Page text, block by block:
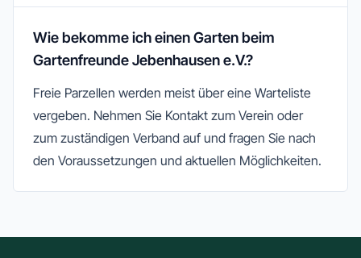
Wie bekomme ich einen Garten beim
Gartenfreunde Jebenhausen e.V.?
Freie Parzellen werden meist über eine Warteliste
vergeben. Nehmen Sie Kontakt zum Verein oder
zum zuständigen Verband auf und fragen Sie nach
den Voraussetzungen und aktuellen Möglichkeiten.